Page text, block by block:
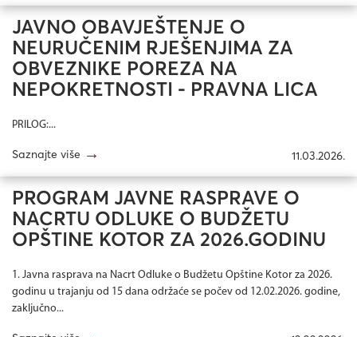
JAVNO OBAVJEŠTENJE O
NEURUČENIM RJEŠENJIMA ZA
OBVEZNIKE POREZA NA
NEPOKRETNOSTI - PRAVNA LICA
PRILOG:...
Saznajte više → 11.03.2026.
PROGRAM JAVNE RASPRAVE O
NACRTU ODLUKE O BUDŽETU
OPŠTINE KOTOR ZA 2026.GODINU
1. Javna rasprava na Nacrt Odluke o Budžetu Opštine Kotor za 2026.
godinu u trajanju od 15 dana održaće se počev od 12.02.2026. godine,
zaključno...